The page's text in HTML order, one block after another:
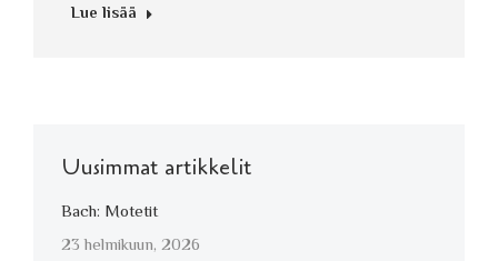
Lue lisää
Uusimmat artikkelit
Bach: Motetit
23 helmikuun, 2026